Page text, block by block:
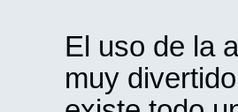
El uso de la
muy